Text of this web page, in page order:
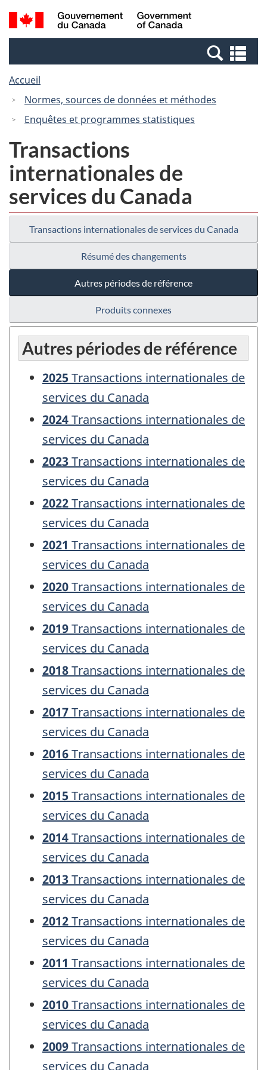
Passer
au
Passer
à
Canada
Recherche
et
et
Accueil
Normes, sources de données et méthodes
Enquêtes et programmes statistiques
Transactions
internationales de
services du Canada
Transactions internationales de services du Canada
Résumé des changements
Autres périodes de référence
Produits connexes
Autres périodes de référence
2025Transactions internationales de
services du Canada
2024Transactions internationales de
services du Canada
2023Transactions internationales de
services du Canada
2022Transactions internationales de
services du Canada
2021 Transactions internationales de
services du Canada
2020Transactions internationales de
services du Canada
2019Transactions internationales de
services du Canada
2018Transactions internationales de
services du Canada
2017Transactions internationales de
services du Canada
2016Transactions internationales de
services du Canada
2015Transactions internationales de
services du Canada
2014Transactions internationales de
services du Canada
2013Transactions internationales de
services du Canada
2012Transactions internationales de
services du Canada
2011 Transactions internationales de
services du Canada
2010Transactions internationales de
services du Canada
2009Transactions internationales de
services du Canada